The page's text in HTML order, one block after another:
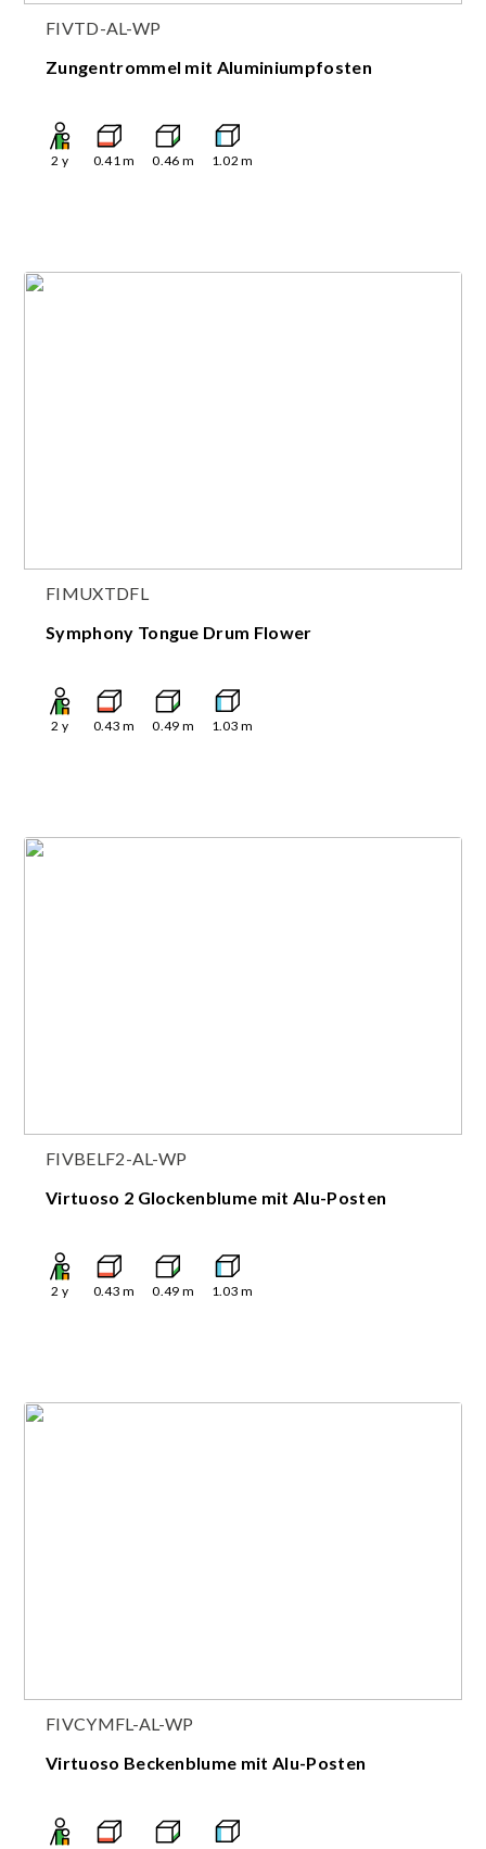
FIVTD-AL-WP
Zungentrommel mit Aluminiumpfosten
2 y 0.41m 0.46 m 1.02 m
FIMUXTDFL
Symphony Tongue Drum Flower
2 y 0.43 m 0.49 m 1.03 m
FIVBELF2-AL-WP
Virtuoso 2 Glockenblume mit Alu-Posten
2 y 0.43 m 0.49 m 1.03 m
FIVCYMFL-AL-WP
Virtuoso Beckenblume mit Alu-Posten